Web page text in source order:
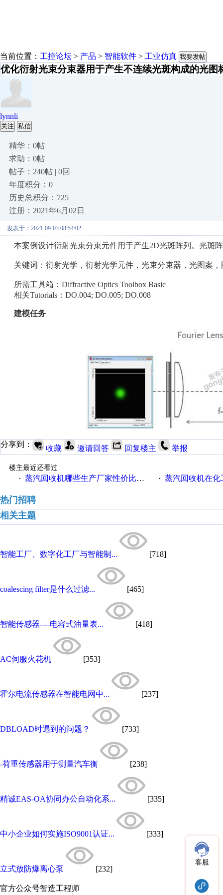
当前位置： 工控论坛 > 产品 > 智能软件 > 工业仿真 我要发帖
优化衍射光束分束器用于产生不连续光斑构成的光图
lynnli
关注 私信
精华：0帖
求助：0帖
帖子：240帖 | 0回
年度积分：0
历史总积分：725
注册：2021年6月02日
发表于：2021-09-03 08:54:02
本案例设计衍射光束分束元件用于产生2D光斑阵列。光斑
关键词：衍射光学，衍射光学元件，光束分束器，光图案
所需工具箱： Diffractive Optics Toolbox Basic
相关Tutorials ： DO.004; DO.005; DO.008
建模任务
分享到： 收藏 邀请回答 回复楼主 举报
楼主最近还看过
· 蒸汽回收机哪些生产厂家性价比高一些 · 蒸汽回收机在化
热门招聘
相关主题
智能工厂、数字化工厂与智能制... [718]
coalescing filter是什么过滤... [465]
智能传感器----电容式油量表... [418]
AC伺服火花机 [353]
霍尔电流传感器在智能电网中... [237]
DBLOAD时遇到的问题？ [733]
-荷重传感器用于测量汽车衡 [238]
精诚EAS-OA协同办公自动化系... [335]
中小企业如何实施ISO9001认证... [333]
立式放防爆离心泵 [232]
官方公众号智造工程师
客服